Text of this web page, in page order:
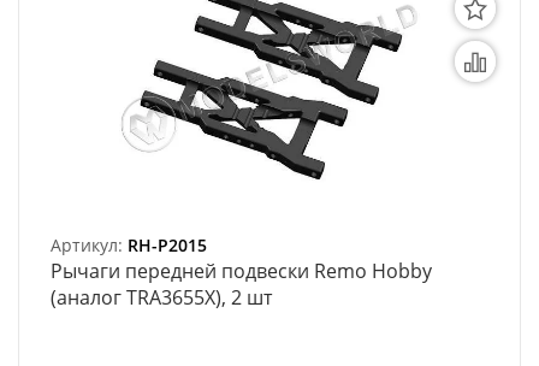
Артикул: RH-P2015
Рычаги передней подвески Remo Hobby
(аналог TRA3655X), 2 шт